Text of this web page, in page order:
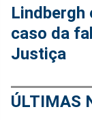
Lindbergh
caso da
Justiça
ÚLTIMAS